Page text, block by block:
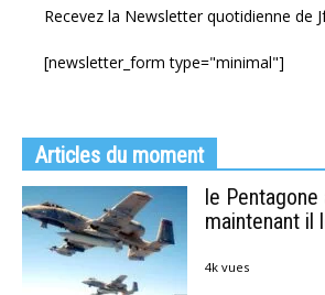
Recevez la Newsletter quotidienne de
[newsletter_form type="minimal"]
Articles du moment
le
maintenant il
4k vues